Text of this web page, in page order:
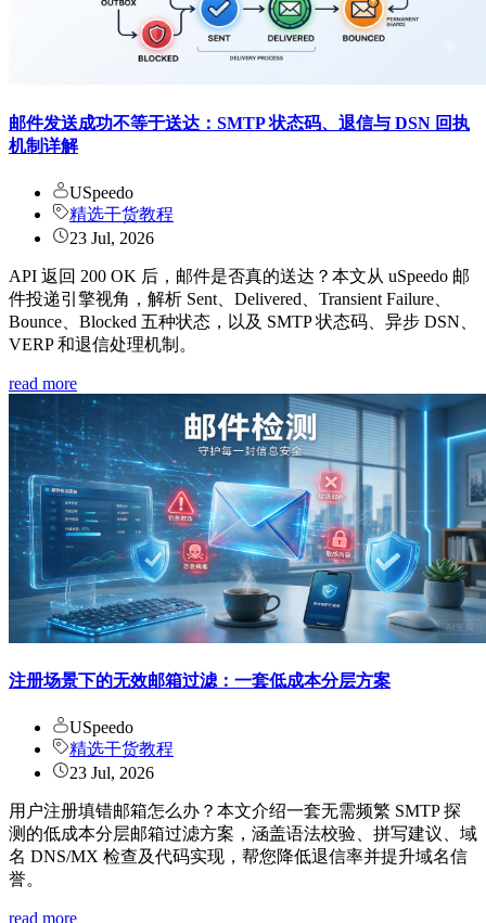
邮件发送成功不等于送达：SMTP 状态码、退信与 DSN 回执
机制详解
USpeedo
精选干货教程
23 Jul, 2026
API 返回 200 OK 后，邮件是否真的送达？本文从 uSpeedo 邮
件投递引擎视角，解析 Sent、Delivered、Transient Failure、
Bounce、Blocked 五种状态，以及 SMTP 状态码、异步 DSN、
VERP 和退信处理机制。
read more
注册场景下的无效邮箱过滤：一套低成本分层方案
USpeedo
精选干货教程
23 Jul, 2026
用户注册填错邮箱怎么办？本文介绍一套无需频繁 SMTP 探
测的低成本分层邮箱过滤方案，涵盖语法校验、拼写建议、域
名 DNS/MX 检查及代码实现，帮您降低退信率并提升域名信
誉。
read more